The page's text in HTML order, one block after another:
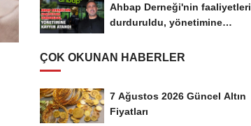
Ahbap Derneği'nin faaliyetleri
durduruldu, yönetimine
ÇOK OKUNAN HABERLER
7 Ağustos 2026 Güncel Altın
Fiyatları